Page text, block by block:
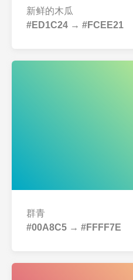
新鲜的木瓜
#ED1C24 → #FCEE21
群青
#00A8C5 → #FFFF7E